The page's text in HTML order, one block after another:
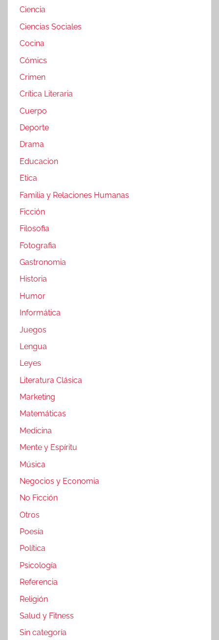
Ciencia
Ciencias Sociales
Cocina
Cómics
Crimen
Crítica Literaria
Cuerpo
Deporte
Drama
Educacion
Etica
Familia y Relaciones Humanas
Ficción
Filosofia
Fotografia
Gastronomia
Historia
Humor
Informática
Juegos
Lengua
Leyes
Literatura Clásica
Marketing
Matemáticas
Medicina
Mente y Espíritu
Música
Negocios y Economia
No Ficción
Otros
Poesía
Política
Psicología
Referencia
Religión
Salud y Fitness
Sin categoría